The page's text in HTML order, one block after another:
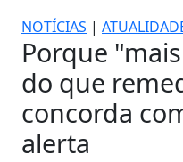
NOTÍCIAS |
Porque
do que
concorda
alerta